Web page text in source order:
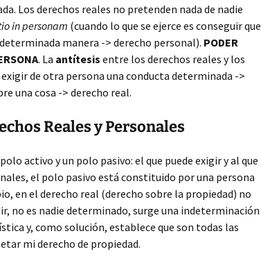
Los derechos reales no pretenden nada de nadie
in personam (cuando lo que se ejerce es conseguir que
manera -> derecho personal). PODER
. La antítesis entre los derechos reales y los
de otra persona una conducta determinada ->
una cosa -> derecho real.
Reales y Personales
activo y un polo pasivo: el que puede exigir y al que
el polo pasivo está constituido por una persona
en el derecho real (derecho sobre la propiedad) no
no es nadie determinado, surge una indeterminación
y, como solución, establece que son todas las
mi derecho de propiedad.